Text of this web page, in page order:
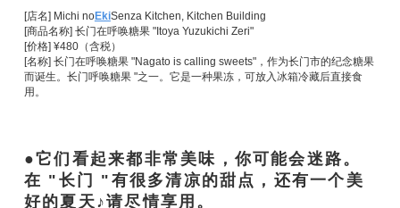
[店名] Michi noEkiSenza Kitchen, Kitchen Building
[商品名称] 长门在呼唤糖果 "Itoya Yuzukichi Zeri"
[价格] ¥480（含税）
[名称] 长门在呼唤糖果 "Nagato is calling sweets"，作为长门市的纪念糖果
而诞生。长门呼唤糖果 "之一。它是一种果冻，可放入冰箱冷藏后直接食
用。
它们看起来都非常美味，你可能会迷路。
在 "长门 "有很多清凉的甜点，还有一个美
好的夏天♪请尽情享用。